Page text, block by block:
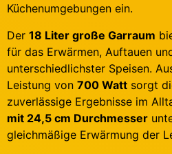
Küchenumgebungen ein.
Der 18 Liter große Garraum
für das Erwärmen, Auftauen
unterschiedlichster Speisen.
Leistung von 700 Watt sorgt
zuverlässige Ergebnisse im
mit 24,5 cm Durchmesser
gleichmäßige Erwärmung der